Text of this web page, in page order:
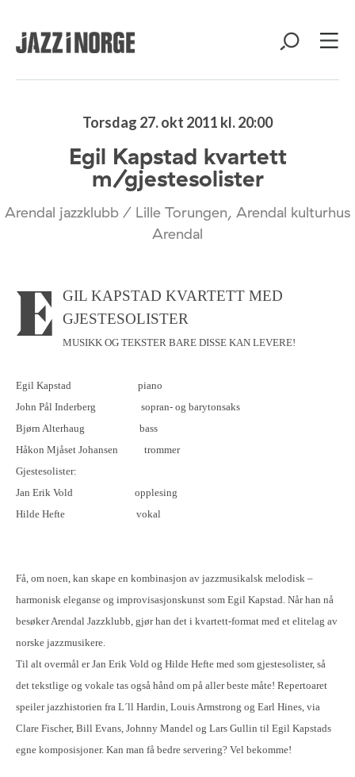
Torsdag 27. okt 2011 kl. 20:00
Egil Kapstad kvartett
m/gjestesolister
Arendal jazzklubb / Lille Torungen, Arendal kulturhus
Arendal
EGIL KAPSTAD KVARTETT MED GJESTESOLISTER
MUSIKK OG TEKSTER BARE DISSE KAN LEVERE!
Egil Kapstad
piano
John Pål Inderberg
sopran- og barytonsaks
Bjørn Alterhaug
bass
Håkon Mjåset Johansen
trommer
Gjestesolister:
Jan Erik Vold
opplesing
Hilde Hefte
vokal
Få, om noen, kan skape en kombinasjon av jazzmusikalsk melodisk –
harmonisk eleganse og improvisasjonskunst som Egil Kapstad. Når han nå
besøker Arendal Jazzklubb, gjør han det i kvartett-format med et elitelag av
norske jazzmusikere.
Til alt overmål er Jan Erik Vold og Hilde Hefte med som gjestesolister, så
det tekstlige og vokale tas også hånd om på aller beste måte! Repertoaret
speiler jazzhistorien fra L´ll Hardin, Louis Armstrong og Earl Hines, via
Clare Fischer, Bill Evans, Johnny Mandel og Lars Gullin til Egil Kapstads
egne komposisjoner. Kan man få bedre servering? Vel bekomme!